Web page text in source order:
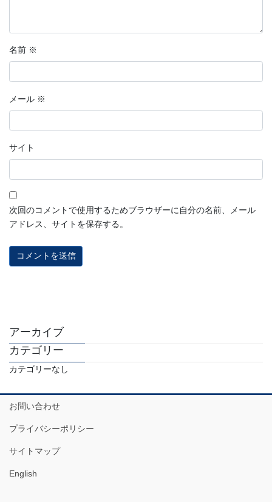
名前 ※
メール ※
サイト
次回のコメントで使用するためブラウザーに自分の名前、メール
アドレス、サイトを保存する。
アーカイブ
カテゴリー
カテゴリーなし
お問い合わせ
プライバシーポリシー
サイトマップ
English